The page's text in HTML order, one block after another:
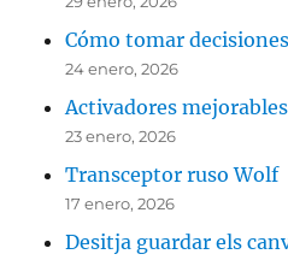
Cómo tomar
24 enero, 2026
Activadores
23 enero, 2026
Transceptor ruso Wolf
17 enero, 2026
Desitja guardar els